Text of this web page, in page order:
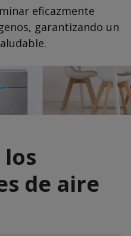
eficazmente
garantizando un
de aire